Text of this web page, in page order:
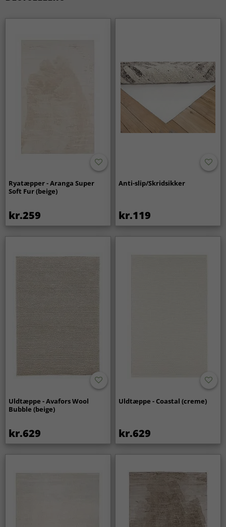
Ryatæpper - Aranga Super
Soft Fur (beige)
kr.259
Anti-slip/Skridsikker
kr.119
Uldtæppe - Avafors Wool
Bubble (beige)
kr.629
Uldtæppe - Coastal (creme)
kr.629